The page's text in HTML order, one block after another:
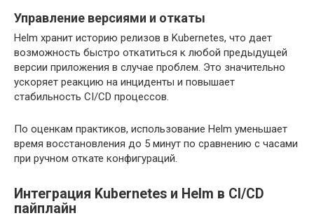
Управление версиями и откаты
Helm хранит историю релизов в Kubernetes, что дает
возможность быстро откатиться к любой предыдущей
версии приложения в случае проблем. Это значительно
ускоряет реакцию на инциденты и повышает
стабильность CI/CD процессов.
По оценкам практиков, использование Helm уменьшает
время восстановления до 5 минут по сравнению с часами
при ручном откате конфигураций.
Интеграция Kubernetes и Helm в CI/CD
пайплайн